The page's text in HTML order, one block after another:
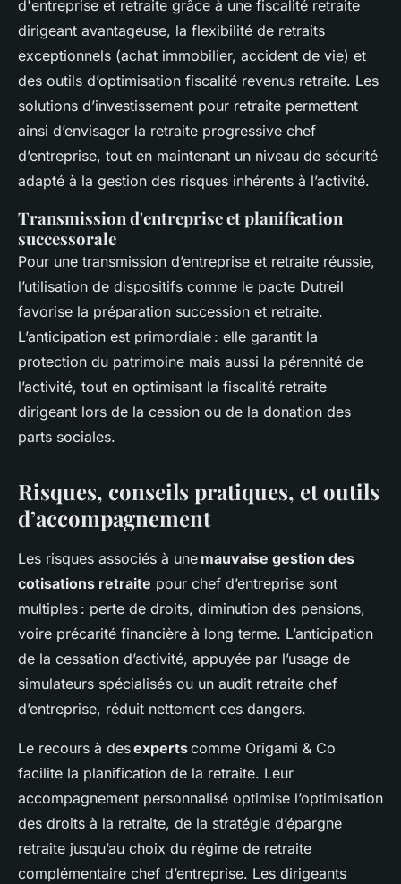
d'entreprise et retraite grâce à une fiscalité retraite
dirigeant avantageuse, la flexibilité de retraits
exceptionnels (achat immobilier, accident de vie) et
des outils d’optimisation fiscalité revenus retraite. Les
solutions d’investissement pour retraite permettent
ainsi d’envisager la retraite progressive chef
d’entreprise, tout en maintenant un niveau de sécurité
adapté à la gestion des risques inhérents à l’activité.
Transmission d'entreprise et planification
successorale
Pour une transmission d’entreprise et retraite réussie,
l’utilisation de dispositifs comme le pacte Dutreil
favorise la préparation succession et retraite.
L’anticipation est primordiale : elle garantit la
protection du patrimoine mais aussi la pérennité de
l’activité, tout en optimisant la fiscalité retraite
dirigeant lors de la cession ou de la donation des
parts sociales.
Risques, conseils pratiques, et outils
d’accompagnement
Les risques associés à une mauvaise gestion des
cotisations retraite pour chef d’entreprise sont
multiples : perte de droits, diminution des pensions,
voire précarité financière à long terme. L’anticipation
de la cessation d’activité, appuyée par l’usage de
simulateurs spécialisés ou un audit retraite chef
d’entreprise, réduit nettement ces dangers.
Le recours à desexpertscomme Origami & Co
facilite la planification de la retraite. Leur
accompagnement personnalisé optimise l’optimisation
des droits à la retraite, de la stratégie d’épargne
retraite jusqu’au choix du régime de retraite
complémentaire chef d’entreprise. Les dirigeants